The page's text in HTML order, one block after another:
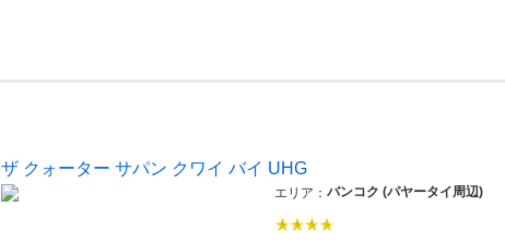
ザ クォーター サパン クワイ バイ UHG
エリア： バンコク (パヤータイ周辺)